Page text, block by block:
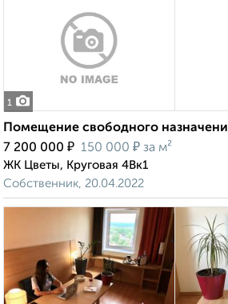
1
Помещение свободного
7 200 000 ₽ 150 000 ₽ за м²
ЖК Цветы, Круговая 4Вк1
Собственник, 20.04.2022